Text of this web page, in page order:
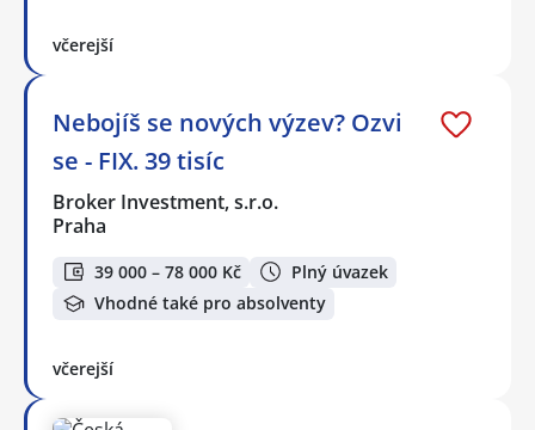
včerejší
Nebojíš se nových výzev? Ozvi
se - FIX. 39 tisíc
Broker Investment, s.r.o.
Praha
39 000 – 78 000 Kč
Plný úvazek
Vhodné také pro absolventy
včerejší